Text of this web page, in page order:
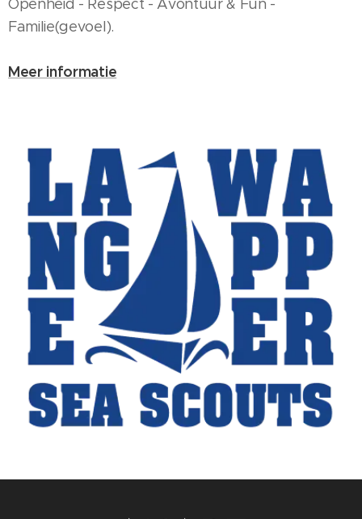
Openheid - Respect - Avontuur & Fun -
Familie(gevoel).
Meer informatie